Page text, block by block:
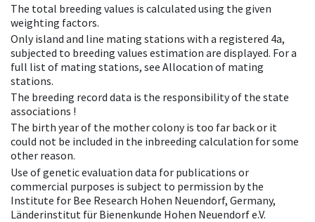
The total breeding values is calculated using the given
weighting factors.
Only island and line mating stations with a registered 4a,
subjected to breeding values estimation are displayed. For a
full list of mating stations, see Allocation of mating
stations.
The breeding record data is the responsibility of the state
associations !
The birth year of the mother colony is too far back or it
could not be included in the inbreeding calculation for some
other reason.
Use of genetic evaluation data for publications or
commercial purposes is subject to permission by the
Institute for Bee Research Hohen Neuendorf, Germany,
Länderinstitut für Bienenkunde Hohen Neuendorf e.V.